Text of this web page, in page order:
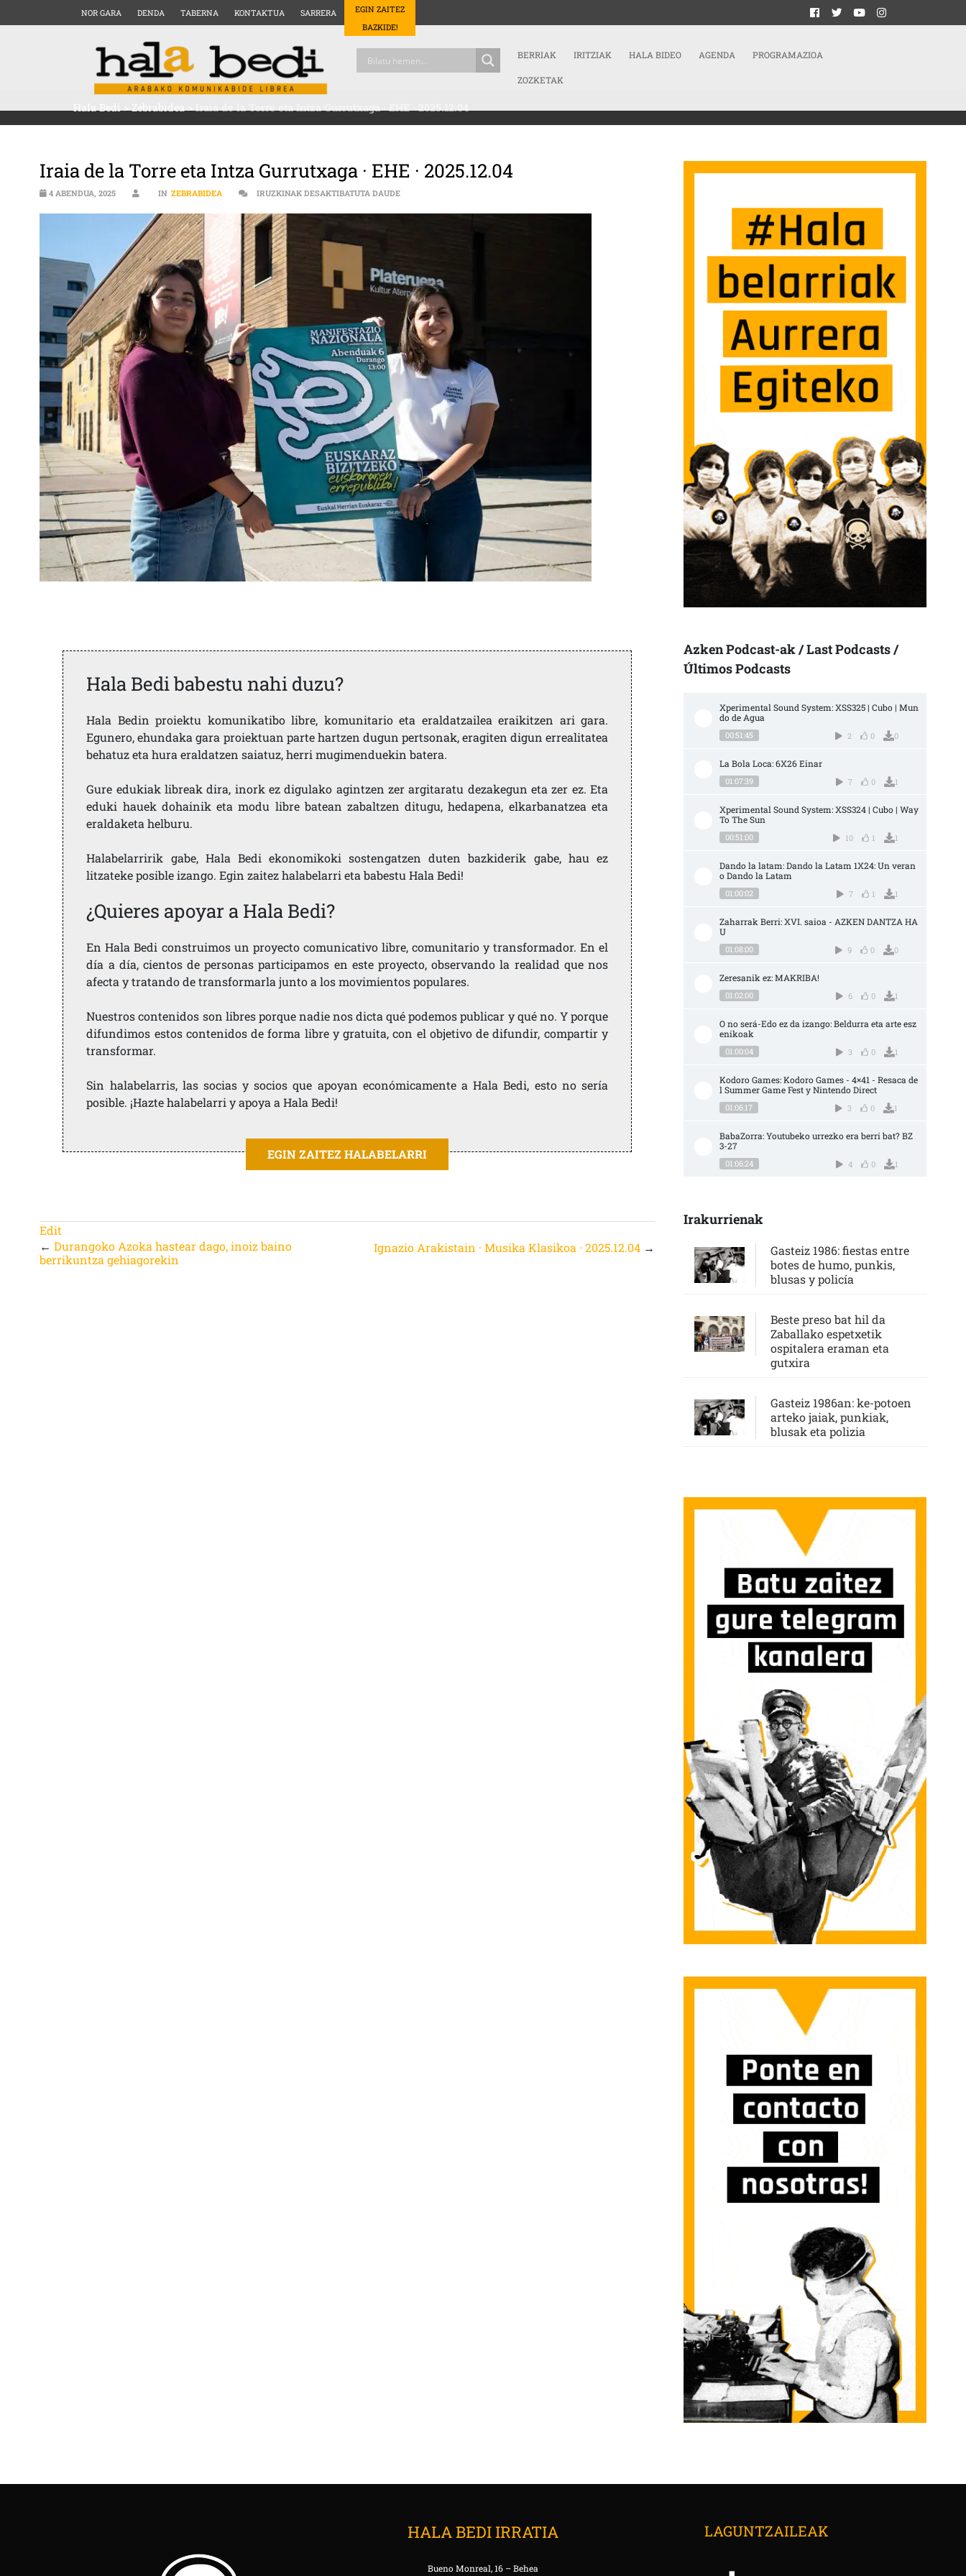
NOR GARA DENDA TABERNA KONTAKTUA SARRERA
EGIN ZAITEZ
BAZKIDE!
BERRIAK IRITZIAK HALA BIDEO AGENDA PROGRAMAZIOA
ZOZKETAK
Hala Bedi>Zebrabidea>Iraia de la Torre eta Intza Gurrutxaga · EHE · 2025.12.04
Iraia de la Torre eta Intza Gurrutxaga · EHE · 2025.12.04
4 ABENDUA, 2025 IN ZEBRABIDEA IRUZKINAK DESAKTIBATUTA DAUDEIRAIA DE LA TORRE ETA INTZA GURRUTXAGA · EHE · 2025.12.04 SARRERAN
Hala Bedi babestu nahi duzu?
Hala Bedin proiektu komunikatibo libre, komunitario eta eraldatzailea eraikitzen ari gara.
Egunero, ehundaka gara proiektuan parte hartzen dugun pertsonak, eragiten digun errealitatea
behatuz eta hura eraldatzen saiatuz, herri mugimenduekin batera.
Gure edukiak libreak dira, inork ez digulako agintzen zer argitaratu dezakegun eta zer ez. Eta
eduki hauek dohainik eta modu libre batean zabaltzen ditugu, hedapena, elkarbanatzea eta
eraldaketa helburu.
Halabelarririk gabe, Hala Bedi ekonomikoki sostengatzen duten bazkiderik gabe, hau ez
litzateke posible izango. Egin zaitez halabelarri eta babestu Hala Bedi!
¿Quieres apoyar a Hala Bedi?
En Hala Bedi construimos un proyecto comunicativo libre, comunitario y transformador. En el
día a día, cientos de personas participamos en este proyecto, observando la realidad que nos
afecta y tratando de transformarla junto a los movimientos populares.
Nuestros contenidos son libres porque nadie nos dicta qué podemos publicar y qué no. Y porque
difundimos estos contenidos de forma libre y gratuita, con el objetivo de difundir, compartir y
transformar.
Sin halabelarris, las socias y socios que apoyan económicamente a Hala Bedi, esto no sería
posible. ¡Hazte halabelarri y apoya a Hala Bedi!
EGIN ZAITEZ HALABELARRI
Edit
←Durangoko Azoka hastear dago, inoiz baino
berrikuntza gehiagorekin
Ignazio Arakistain · Musika Klasikoa · 2025.12.04→
Azken Podcast-ak / Last Podcasts /
Últimos Podcasts
Xperimental Sound System: XSS325 | Cubo | Mun
do de Agua
00:51:45 2 0 0
La Bola Loca: 6X26 Einar
01:07:39 7 0 1
Xperimental Sound System: XSS324 | Cubo | Way
To The Sun
00:51:00 10 1 1
Dando la latam: Dando la Latam 1X24: Un veran
o Dando la Latam
01:00:02 7 1 1
Zaharrak Berri: XVI. saioa - AZKEN DANTZA HA
U
01:08:00 9 0 0
Zeresanik ez: MAKRIBA!
01:02:00 6 0 1
O no será-Edo ez da izango: Beldurra eta arte esz
enikoak
01:00:04 3 0 1
Kodoro Games: Kodoro Games - 4×41 - Resaca de
l Summer Game Fest y Nintendo Direct
01:06:17 3 0 1
BabaZorra: Youtubeko urrezko era berri bat? BZ
3-27
01:06:24 4 0 1
Irakurrienak
Gasteiz 1986: fiestas entre
botes de humo, punkis,
blusas y policía
Beste preso bat hil da
Zaballako espetxetik
ospitalera eraman eta
gutxira
Gasteiz 1986an: ke-potoen
arteko jaiak, punkiak,
blusak eta polizia
HALA BEDI IRRATIA
Bueno Monreal, 16 – Behea
LAGUNTZAILEAK